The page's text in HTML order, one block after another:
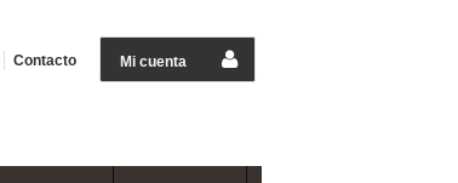
Mi cuenta
Contacto